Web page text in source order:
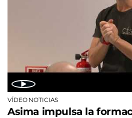
VÍDEO NOTICIAS
Asima impulsa la